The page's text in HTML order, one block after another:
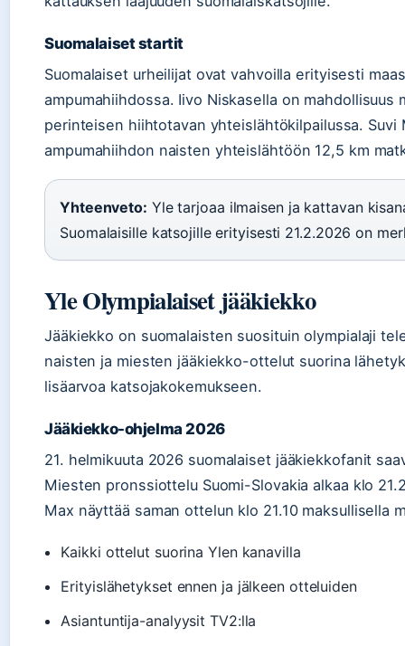
Suomalaiset startit
Suomalaiset urheilijat ovat vahvoilla erityisesti
ampumahiihdossa. Iivo Niskasella on
perinteisen hiihtotavan yhteislähtökilpailussa. Suvi
ampumahiihdon naisten yhteislähtöön 12,5 km
Yhteenveto: Yle tarjoaa ilmaisen ja kattavan
Suomalaisille katsojille erityisesti 21.2.2026 on
Yle Olympialaiset jääkiekko
Jääkiekko on suomalaisten suosituin olympialaji
naisten ja miesten jääkiekko-ottelut suorina
lisäarvoa katsojakokemukseen.
Jääkiekko-ohjelma 2026
21. helmikuuta 2026 suomalaiset jääkiekkofanit
Miesten pronssiottelu Suomi-Slovakia alkaa klo
Max näyttää saman ottelun klo 21.10 maksullisella
Kaikki ottelut suorina Ylen kanavilla
Erityislähetykset ennen ja jälkeen otteluiden
Asiantuntija-analyysit TV2:lla